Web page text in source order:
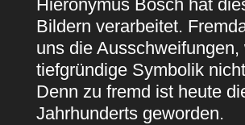
Hieronymus Bosch hat
Bildern verarbeitet.
uns die
tiefgründige Symbolik
Denn zu fremd ist heute
Jahrhunderts geworden.